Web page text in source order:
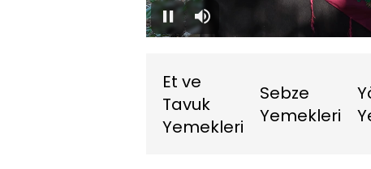
DuraklatSessiz
0.45%
Et ve
Tavuk
Yemekleri
Sebze
Yemekleri